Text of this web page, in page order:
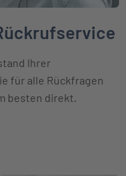
Ihrer
für alle Rückfragen
besten direkt.
erfahren